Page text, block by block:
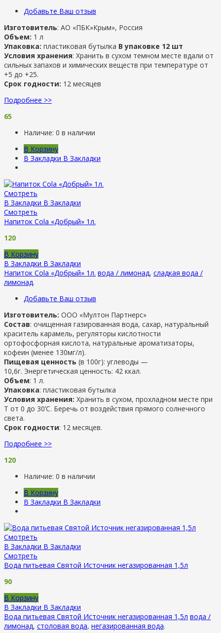
Добавьте Ваш отзыв
Изготовитель: АО «ПБК»Крым», Россия
Объем: 1 л
Упаковка: пластиковая бутылка В упаковке 12 шт
Условия хранения: Хранить в сухом темном месте вдали от
сильных запахов и химических веществ при температуре от
+5 до +25.
Срок годности: 12 месяцев
Подробнее >>
65
Наличие: 0 в наличии
В Корзину
В Закладки В Закладки
Смотреть
В Закладки В Закладки
Смотреть
Напиток Cola «Добрый» 1л.
120
В Корзину
В Закладки В Закладки
Напиток Cola «Добрый» 1л. вода / лимонад, сладкая вода /
лимонад.
Добавьте Ваш отзыв
Изготовитель: ООО «Мултон Партнерс»
Состав: очищенная газированная вода, сахар, натуральный
краситель карамель, регуляторы кислотности
ортофосфорная кислота, натуральные ароматизаторы,
кофеин (менее 130мг/л).
Пищевая ценность (в 100г): углеводы —
10,6г. Энергетическая ценность: 42 ккал.
Объем: 1 л.
Упаковка: пластиковая бутылка
Условия хранения: Хранить в сухом, прохладном месте при
Т от 0 до 30’C. Беречь от воздействия прямого солнечного
света.
Срок годности: 12 месяцев.
Подробнее >>
120
Наличие: 0 в наличии
В Корзину
В Закладки В Закладки
Смотреть
В Закладки В Закладки
Смотреть
Вода питьевая Святой Источник негазированная 1,5л
90
В Корзину
В Закладки В Закладки
Вода питьевая Святой Источник негазированная 1,5л вода /
лимонад, столовая вода, негазированная вода.